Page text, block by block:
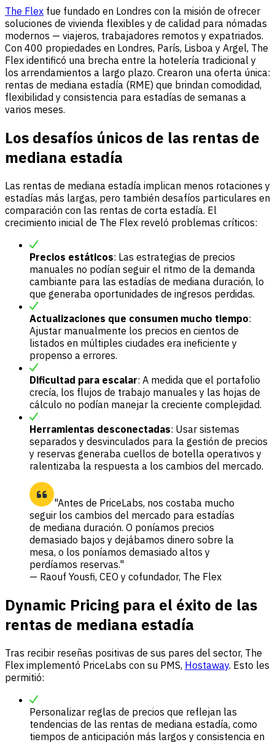
The Flex fue fundado en Londres con la misión de ofrecer
soluciones de vivienda flexibles y de calidad para nómadas
modernos — viajeros, trabajadores remotos y expatriados.
Con 400 propiedades en Londres, París, Lisboa y Argel, The
Flex identificó una brecha entre la hotelería tradicional y
los arrendamientos a largo plazo. Crearon una oferta única:
rentas de mediana estadía (RME) que brindan comodidad,
flexibilidad y consistencia para estadías de semanas a
varios meses.
Los desafíos únicos de las rentas de
mediana estadía
Las rentas de mediana estadía implican menos rotaciones y
estadías más largas, pero también desafíos particulares en
comparación con las rentas de corta estadía. El
crecimiento inicial de The Flex reveló problemas críticos:
Precios estáticos: Las estrategias de precios
manuales no podían seguir el ritmo de la demanda
cambiante para las estadías de mediana duración, lo
que generaba oportunidades de ingresos perdidas.
Actualizaciones que consumen mucho tiempo:
Ajustar manualmente los precios en cientos de
listados en múltiples ciudades era ineficiente y
propenso a errores.
Dificultad para escalar: A medida que el portafolio
crecía, los flujos de trabajo manuales y las hojas de
cálculo no podían manejar la creciente complejidad.
Herramientas desconectadas: Usar sistemas
separados y desvinculados para la gestión de precios
y reservas generaba cuellos de botella operativos y
ralentizaba la respuesta a los cambios del mercado.
"Antes de PriceLabs, nos costaba mucho
seguir los cambios del mercado para estadías
de mediana duración. O poníamos precios
demasiado bajos y dejábamos dinero sobre la
mesa, o los poníamos demasiado altos y
perdíamos reservas."
— Raouf Yousfi, CEO y cofundador, The Flex
Dynamic Pricing para el éxito de las
rentas de mediana estadía
Tras recibir reseñas positivas de sus pares del sector, The
Flex implementó PriceLabs con su PMS, Hostaway. Esto les
permitió:
Personalizar reglas de precios que reflejan las
tendencias de las rentas de mediana estadía, como
tiempos de anticipación más largos y consistencia en